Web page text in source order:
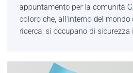
appuntamento per la comunità
coloro che, all'interno del mondo
ricerca, si occupano di